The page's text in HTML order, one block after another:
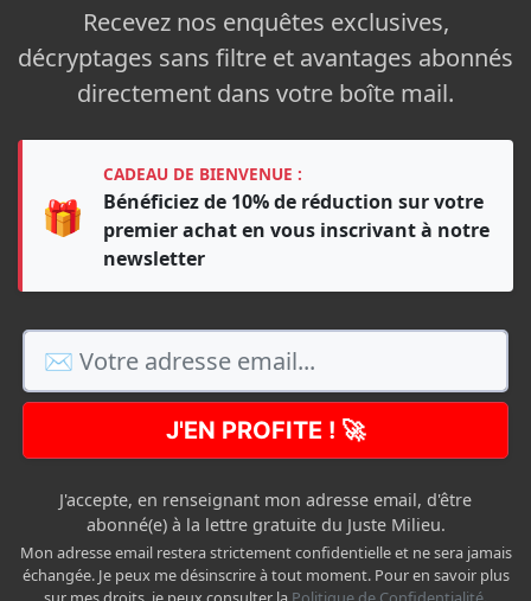
Recevez nos enquêtes exclusives,
décryptages sans filtre et avantages abonnés
directement dans votre boîte mail.
🎁
CADEAU DE BIENVENUE :
Bénéficiez de 10% de réduction sur votre
premier achat en vous inscrivant à notre
newsletter
J'EN PROFITE ! 🚀
J'accepte, en renseignant mon adresse email, d'être
abonné(e) à la lettre gratuite du Juste Milieu.
Mon adresse email restera strictement confidentielle et ne sera jamais
échangée. Je peux me désinscrire à tout moment. Pour en savoir plus